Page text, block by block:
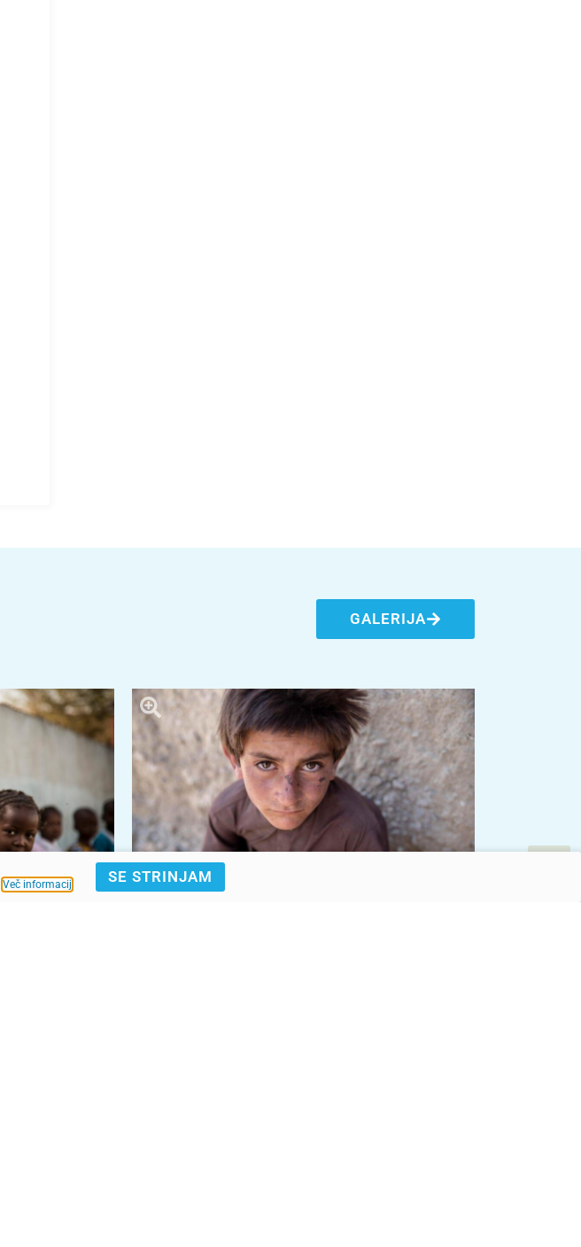
GALERIJA
Več informacij SE STRINJAM